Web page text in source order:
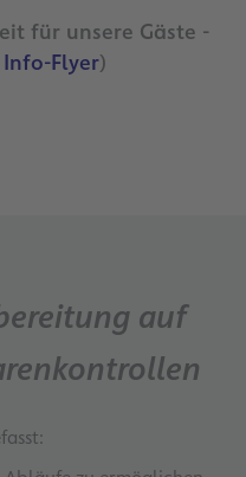
für unsere Gäste -
Info-Flyer)
auf